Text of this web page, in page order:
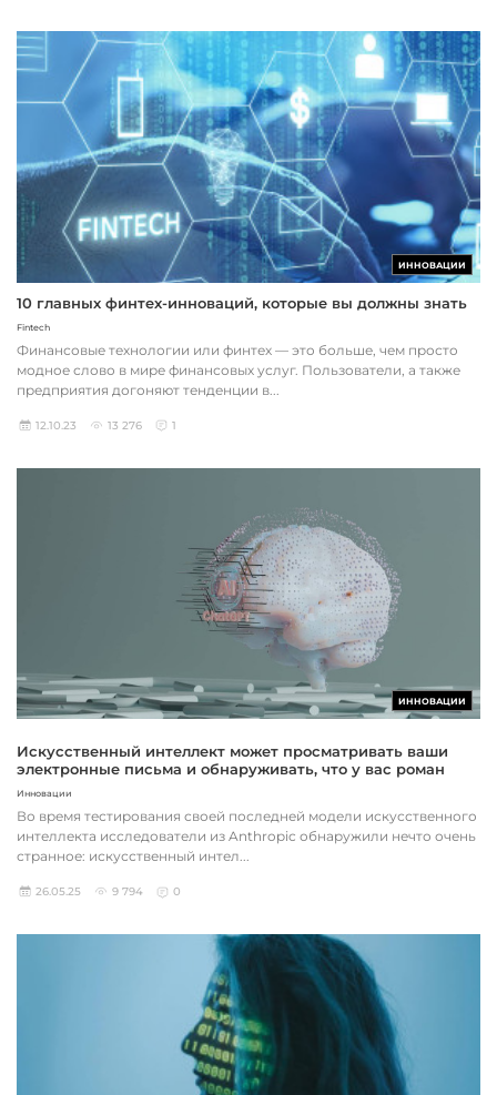
ИННОВАЦИИ
10 главных финтех-инноваций, которые вы должны знать
Fintech
Финансовые технологии или финтех — это больше, чем просто
модное слово в мире финансовых услуг. Пользователи, а также
предприятия догоняют тенденции в...
12.10.23 13 276 1
ИННОВАЦИИ
Искусственный интеллект может просматривать ваши
электронные письма и обнаруживать, что у вас роман
Инновации
Во время тестирования своей последней модели искусственного
интеллекта исследователи из Anthropic обнаружили нечто очень
странное: искусственный интел...
26.05.25 9 794 0